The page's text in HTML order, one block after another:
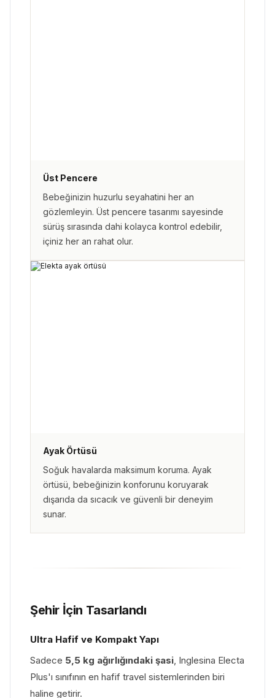
Üst Pencere
Bebeğinizin huzurlu seyahatini her an
gözlemleyin. Üst pencere tasarımı sayesinde
sürüş sırasında dahi kolayca kontrol edebilir,
içiniz her an rahat olur.
Ayak Örtüsü
Soğuk havalarda maksimum koruma. Ayak
örtüsü, bebeğinizin konforunu koruyarak
dışarıda da sıcacık ve güvenli bir deneyim
sunar.
Şehir İçin Tasarlandı
Ultra Hafif ve Kompakt Yapı
Sadece 5,5 kg ağırlığındaki şasi, Inglesina Electa
Plus'ı sınıfının en hafif travel sistemlerinden biri
haline getirir.